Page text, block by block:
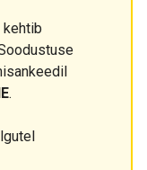
kehtib
.